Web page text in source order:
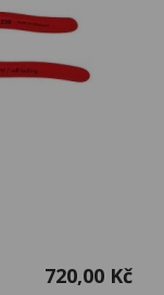
720,00 Kč